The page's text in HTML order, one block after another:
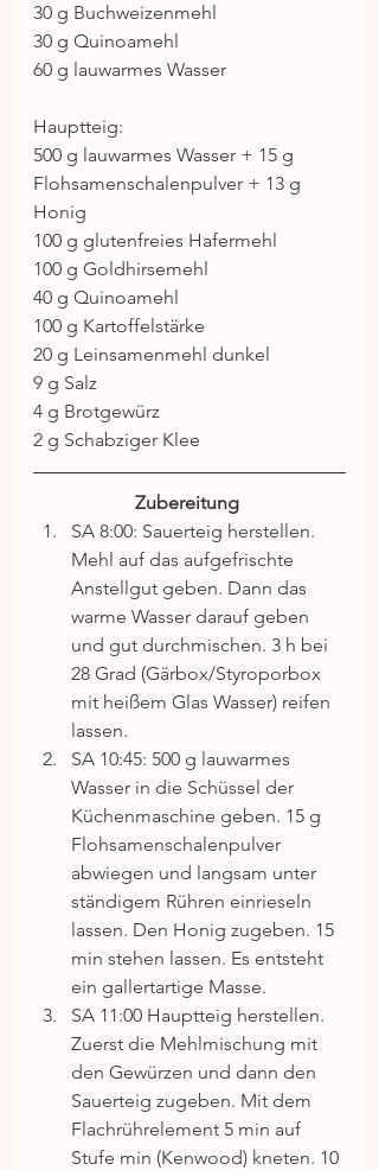
30 g Buchweizenmehl
30 g Quinoamehl
60 g lauwarmes Wasser
Hauptteig:
500 g lauwarmes Wasser + 15 g
Flohsamenschalenpulver + 13 g
Honig
100 g glutenfreies Hafermehl
100 g Goldhirsemehl
40 g Quinoamehl
100 g Kartoffelstärke
20 g Leinsamenmehl dunkel
9 g Salz
4 g Brotgewürz
2 g Schabziger Klee
Zubereitung
SA 8:00: Sauerteig herstellen.
Mehl auf das aufgefrischte
Anstellgut geben. Dann das
warme Wasser darauf geben
und gut durchmischen. 3 h bei
28 Grad (Gärbox/Styroporbox
mit heißem Glas Wasser) reifen
lassen.
SA 10:45: 500 g lauwarmes
Wasser in die Schüssel der
Küchenmaschine geben. 15 g
Flohsamenschalenpulver
abwiegen und langsam unter
ständigem Rühren einrieseln
lassen. Den Honig zugeben. 15
min stehen lassen. Es entsteht
ein gallertartige Masse.
SA 11:00 Hauptteig herstellen.
Zuerst die Mehlmischung mit
den Gewürzen und dann den
Sauerteig zugeben. Mit dem
Flachrührelement 5 min auf
Stufe min (Kenwood) kneten. 10